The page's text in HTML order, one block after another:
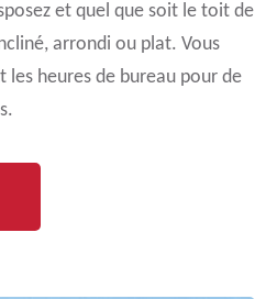
et quel que soit le toit de
arrondi ou plat. Vous
les heures de bureau pour de